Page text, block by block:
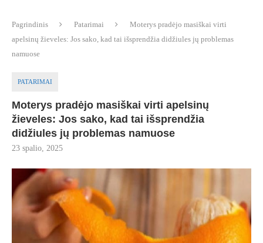
Pagrindinis Patarimai
Moterys pradėjo masiškai virti
apelsinų žieveles: Jos sako, kad tai išsprendžia didžiules jų problemas
namuose
PATARIMAI
Moterys pradėjo masiškai virti apelsinų
žieveles: Jos sako, kad tai išsprendžia
didžiules jų problemas namuose
23 spalio, 2025